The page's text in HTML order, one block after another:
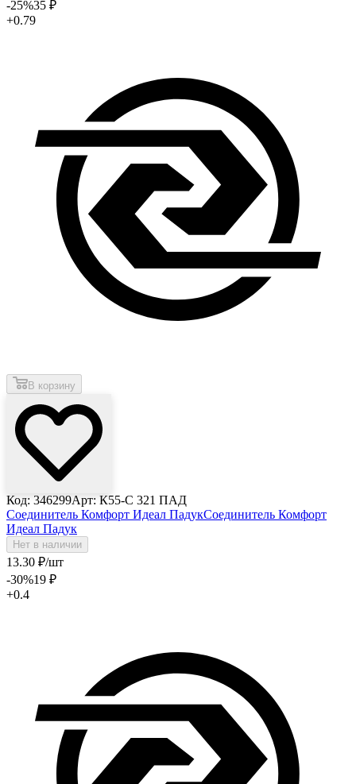
-25%35 ₽
+0.79
В корзину
Код: 346299Арт: К55-С 321 ПАД
Соединитель Комфорт Идеал ПадукСоединитель Комфорт
Идеал Падук
Нет в наличии
13.30 ₽/шт
-30%19 ₽
+0.4